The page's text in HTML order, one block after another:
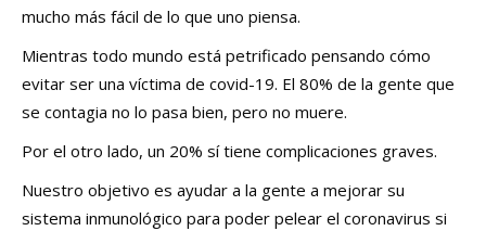
mucho más fácil de lo que uno piensa.
Mientras todo mundo está petrificado pensando cómo
evitar ser una víctima de covid-19. El 80% de la gente que
se contagia no lo pasa bien, pero no muere.
Por el otro lado, un 20% sí tiene complicaciones graves.
Nuestro objetivo es ayudar a la gente a mejorar su
sistema inmunológico para poder pelear el coronavirus si